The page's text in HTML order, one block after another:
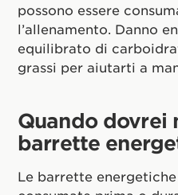
possono essere
l’allenamento. Danno
equilibrato di
grassi per aiutarti a
Quando dovrei
barrette
Le barrette energetiche